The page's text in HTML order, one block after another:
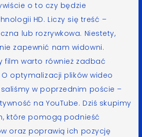
o to czy będzie
HD. Liczy się treść –
lub rozrywkowa. Niestety,
zapewnić nam widowni.
film warto również zadbać
optymalizacji plików wideo
w poprzednim poście –
na YouTube. Dziś skupimy
które pomogą podnieść
oraz poprawią ich pozycję